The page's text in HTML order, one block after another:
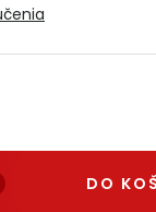
osobných údajov
DO